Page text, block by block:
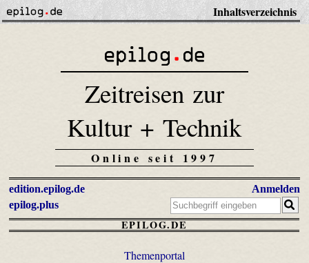
Inhaltsverzeichnis
Zeitreisen zur
Kultur + Technik
Online seit 1997
edition.epilog.de
epilog.plus
Anmelden
EPILOG.DE
Themenportal